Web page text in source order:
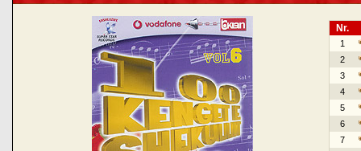
Nr.
1
2
3
4
5
6
7